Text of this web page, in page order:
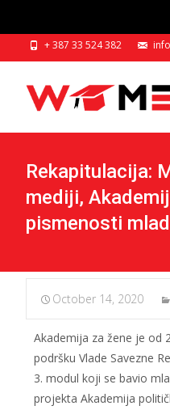
+ 387 33 524 382
Rekapitulacija:
mediji,
pismenosti
October 14, 2020
Akademija za žene je od
podršku Vlade Savezne
3. modul koji se bavio
projekta Akademija